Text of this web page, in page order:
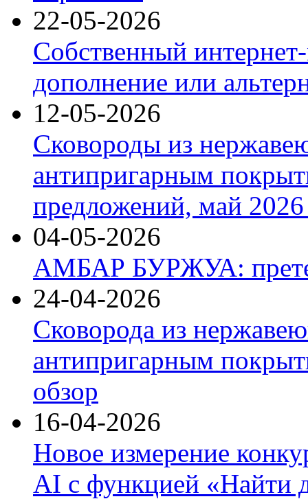
22-05-2026
Собственный
дополнение или
12-05-2026
Сковороды из
антипригарным
предложений, май 2026
04-05-2026
АМБАР БУРЖУА:
24-04-2026
Сковорода из
антипригарным
обзор
16-04-2026
Новое измерение
AI с функцией «Найти